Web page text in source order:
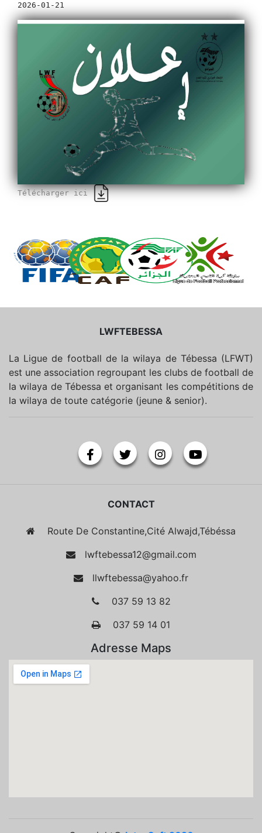
2026-01-21
Télécharger ici
LWFTEBESSA
La Ligue de football de la wilaya de Tébessa (LFWT)
est une association regroupant les clubs de football de
la wilaya de Tébessa et organisant les compétitions de
la wilaya de toute catégorie (jeune & senior).
CONTACT
Route De Constantine,Cité Alwajd,Tébéssa
lwftebessa12@gmail.com
llwftebessa@yahoo.fr
037 59 13 82
037 59 14 01
Adresse Maps